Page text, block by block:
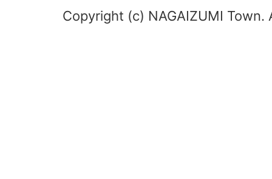
Copyright (c) NAGAIZUMI Town.